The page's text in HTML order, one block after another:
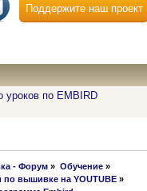
Поддержите наш проект
уроков по EMBIRD
- Форум » Обучение»
по вышивке на YOUTUBE »